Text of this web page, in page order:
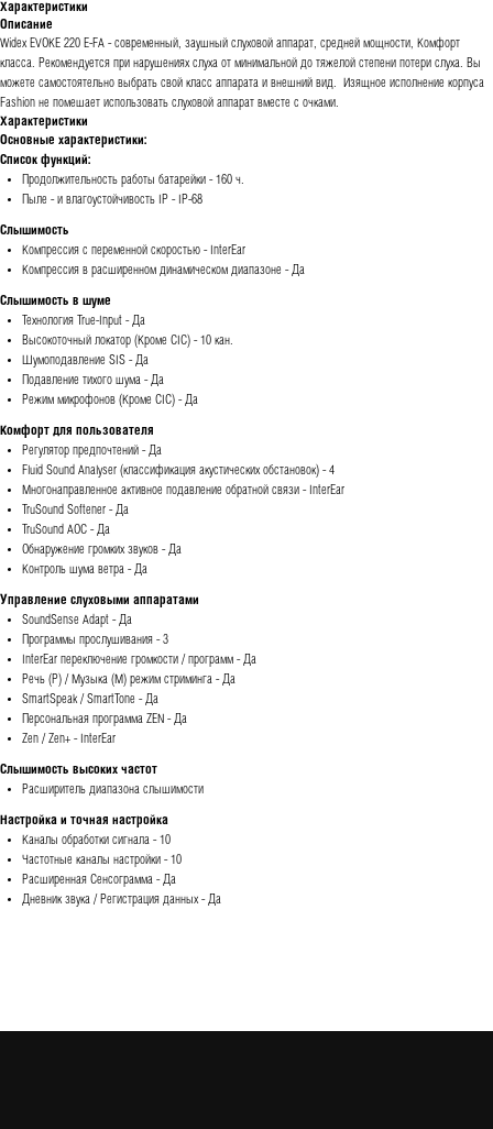
Характеристики
Описание
Widex EVOKE 220 E-FA - современный, заушный слуховой аппарат, средней мощности, Комфорт
класса. Рекомендуется при нарушениях слуха от минимальной до тяжелой степени потери слуха. Вы
можете самостоятельно выбрать свой класс аппарата и внешний вид. Изящное исполнение корпуса
Fashion не помешает использовать слуховой аппарат вместе с очками.
Характеристики
Основные характеристики:
Список функций:
Продолжительность работы батарейки - 160 ч.
Пыле - и влагоустойчивость IP - IP-68
Слышимость
Компрессия с переменной скоростью - InterEar
Компрессия в расширенном динамическом диапазоне - Да
Слышимость в шуме
Технология True-Input - Да
Высокоточный локатор (Кроме CIC) - 10 кан.
Шумоподавление SIS - Да
Подавление тихого шума - Да
Режим микрофонов (Кроме CIC) - Да
Комфорт для пользователя
Регулятор предпочтений - Да
Fluid Sound Analyser (классификация акустических обстановок) - 4
Многонаправленное активное подавление обратной связи - InterEar
TruSound Softener - Да
TruSound AOC - Да
Обнаружение громких звуков - Да
Контроль шума ветра - Да
Управление слуховыми аппаратами
SoundSense Adapt - Да
Программы прослушивания - 3
InterEar переключение громкости / программ - Да
Речь (Р) / Музыка (М) режим стриминга - Да
SmartSpeak / SmartTone - Да
Персональная программа ZEN - Да
Zen / Zen+ - InterEar
Слышимость высоких частот
Расширитель диапазона слышимости
Настройка и точная настройка
Каналы обработки сигнала - 10
Частотные каналы настройки - 10
Расширенная Сенсограмма - Да
Дневник звука / Регистрация данных - Да